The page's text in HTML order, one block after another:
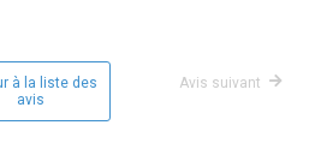
à la liste des
avis
Avis suivant